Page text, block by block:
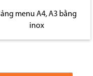
menu A4, A3 bằng
inox